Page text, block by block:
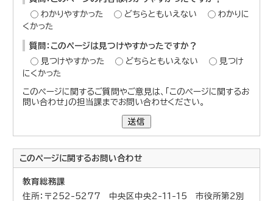
わかりやすかった
どちらともいえない
わかりに
くかった
質問：このページは見つけやすかったですか？
見つけやすかった
どちらともいえない
見つけ
にくかった
このページに関するご質問やご意見は、「このページに関するお
問い合わせ」の担当課までお問い合わせください。
送信
このページに関するお問い合わせ
教育総務課
住所：〒252-5277 中央区中央2-11-15 市役所第2別